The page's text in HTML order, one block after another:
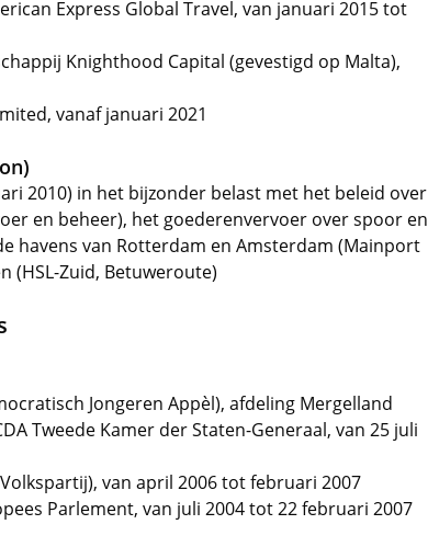
Express Global Travel, van januari 2015 tot
Knighthood Capital (gevestigd op Malta),
vanaf januari 2021
2010) in het bijzonder belast met het beleid over
en beheer), het goederenvervoer over spoor en
havens van Rotterdam en Amsterdam (Mainport
(HSL-Zuid, Betuweroute)
Jongeren Appèl), afdeling Mergelland
Tweede Kamer der Staten-Generaal, van 25 juli
van april 2006 tot februari 2007
Parlement, van juli 2004 tot 22 februari 2007